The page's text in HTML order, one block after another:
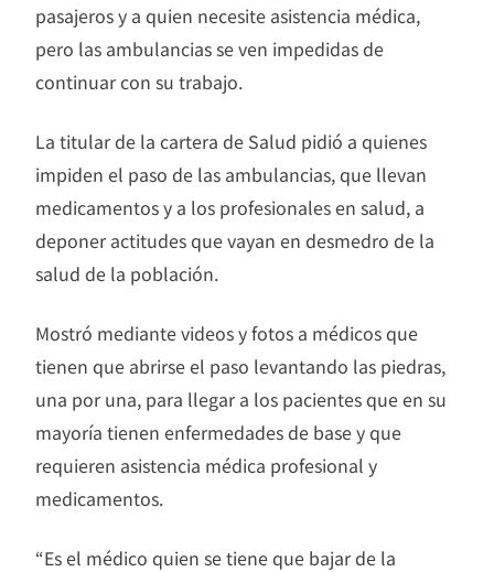
pasajeros y a quien necesite asistencia médica,
pero las ambulancias se ven impedidas de
continuar con su trabajo.
La titular de la cartera de Salud pidió a quienes
impiden el paso de las ambulancias, que llevan
medicamentos y a los profesionales en salud, a
deponer actitudes que vayan en desmedro de la
salud de la población.
Mostró mediante videos y fotos a médicos que
tienen que abrirse el paso levantando las piedras,
una por una, para llegar a los pacientes que en su
mayoría tienen enfermedades de base y que
requieren asistencia médica profesional y
medicamentos.
“Es el médico quien se tiene que bajar de la